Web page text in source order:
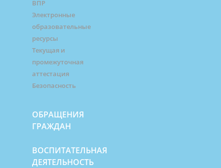
ВПР
Электронные
образовательные
ресурсы
Текущая и
промежуточная
аттестация
Безопасность
ОБРАЩЕНИЯ
ГРАЖДАН
ВОСПИТАТЕЛЬНАЯ
ДЕЯТЕЛЬНОСТЬ